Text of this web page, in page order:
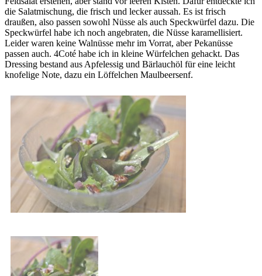
die Salatmischung, die frisch und lecker aussah. Es ist frisch
draußen, also passen sowohl Nüsse als auch Speckwürfel dazu. Die
Speckwürfel habe ich noch angebraten, die Nüsse karamellisiert.
Leider waren keine Walnüsse mehr im Vorrat, aber Pekanüsse
passen auch. 4Coté habe ich in kleine Würfelchen gehackt. Das
Dressing bestand aus Apfelessig und Bärlauchöl für eine leicht
knofelige Note, dazu ein Löffelchen Maulbeersenf.